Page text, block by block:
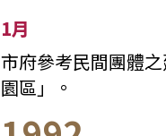
1月
市府參考民間團體
園區」。